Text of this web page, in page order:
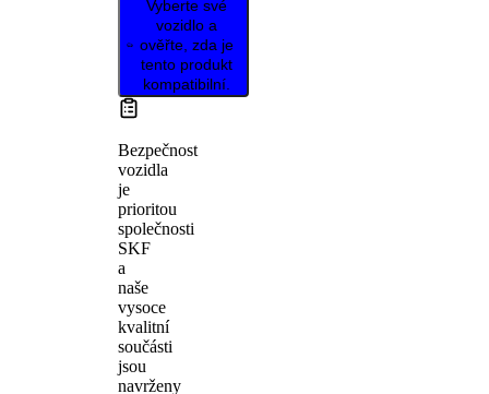
Vyberte své
vozidlo a
ověřte, zda je
tento produkt
kompatibilní.
Bezpečnost
vozidla
je
prioritou
společnosti
SKF
a
naše
vysoce
kvalitní
součásti
jsou
navrženy